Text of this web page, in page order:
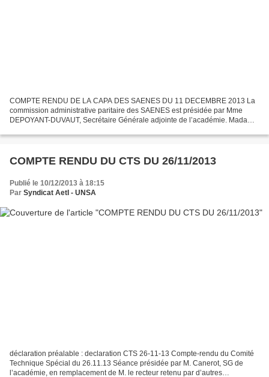
COMPTE RENDU DE LA CAPA DES SAENES DU 11 DECEMBRE 2013 La
commission administrative paritaire des SAENES est présidée par Mme
DEPOYANT-DUVAUT, Secrétaire Générale adjointe de l’académie. Madame
COMPTE RENDU DU CTS DU 26/11/2013
Publié le 10/12/2013 à 18:15
Par Syndicat AetI - UNSA
déclaration préalable : declaration CTS 26-11-13 Compte-rendu du Comité
Technique Spécial du 26.11.13 Séance présidée par M. Canerot, SG de
l’académie, en remplacement de M. le recteur retenu par d’autres